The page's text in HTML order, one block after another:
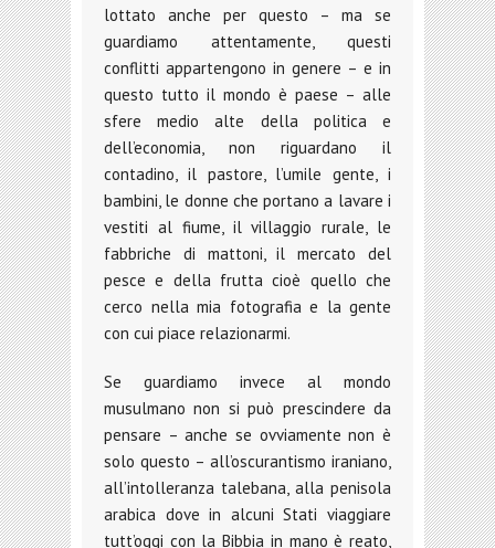
lottato anche per questo – ma se
guardiamo attentamente, questi
conflitti appartengono in genere – e in
questo tutto il mondo è paese – alle
sfere medio alte della politica e
dell’economia, non riguardano il
contadino, il pastore, l’umile gente, i
bambini, le donne che portano a lavare i
vestiti al fiume, il villaggio rurale, le
fabbriche di mattoni, il mercato del
pesce e della frutta cioè quello che
cerco nella mia fotografia e la gente
con cui piace relazionarmi.
Se guardiamo invece al mondo
musulmano non si può prescindere da
pensare – anche se ovviamente non è
solo questo – all’oscurantismo iraniano,
all’intolleranza talebana, alla penisola
arabica dove in alcuni Stati viaggiare
tutt’oggi con la Bibbia in mano è reato,